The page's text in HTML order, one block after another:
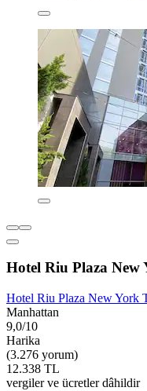
Hotel Riu Plaza New
Hotel Riu Plaza New York
Manhattan
9,0/10
Harika
(3.276 yorum)
12.338 TL
vergiler ve ücretler dâhildir